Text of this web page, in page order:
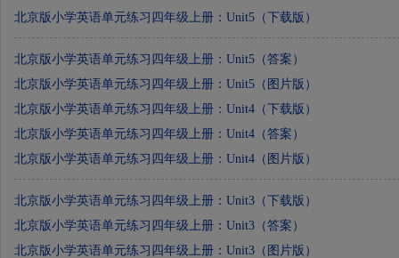
北京版小学英语单元练习四年级上册：Unit5（下载版）
北京版小学英语单元练习四年级上册：Unit5（答案）
北京版小学英语单元练习四年级上册：Unit5（图片版）
北京版小学英语单元练习四年级上册：Unit4（下载版）
北京版小学英语单元练习四年级上册：Unit4（答案）
北京版小学英语单元练习四年级上册：Unit4（图片版）
北京版小学英语单元练习四年级上册：Unit3（下载版）
北京版小学英语单元练习四年级上册：Unit3（答案）
北京版小学英语单元练习四年级上册：Unit3（图片版）